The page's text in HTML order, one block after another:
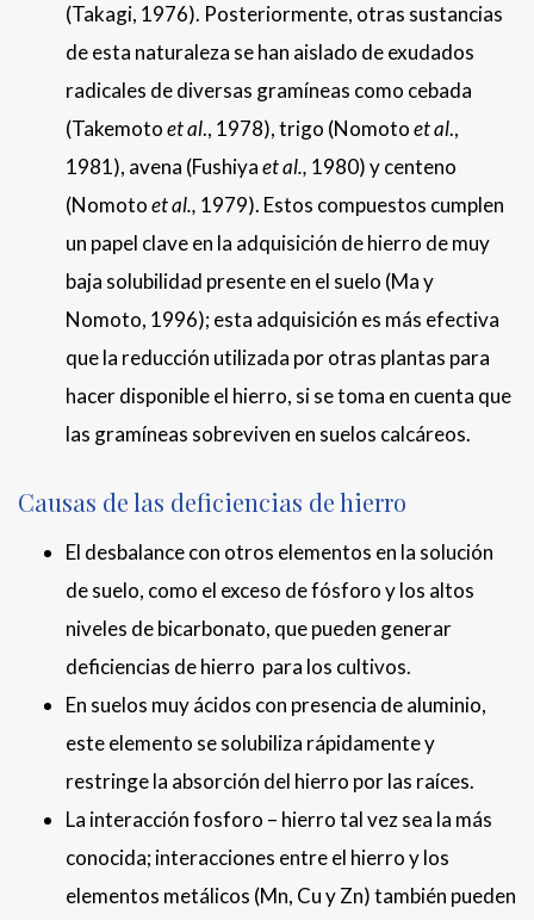
(Takagi, 1976). Posteriormente, otras sustancias
de esta naturaleza se han aislado de exudados
radicales de diversas gramíneas como cebada
(Takemotoet al., 1978), trigo (Nomotoet al.,
1981), avena (Fushiyaet al., 1980) y centeno
(Nomotoet al., 1979). Estos compuestos cumplen
un papel clave en la adquisición de hierro de muy
baja solubilidad presente en el suelo (Ma y
Nomoto, 1996); esta adquisición es más efectiva
que la reducción utilizada por otras plantas para
hacer disponible el hierro, si se toma en cuenta que
las gramíneas sobreviven en suelos calcáreos.
Causas de las deficiencias de hierro
El desbalance con otros elementos en la solución
de suelo, como el exceso de fósforo y los altos
niveles de bicarbonato, que pueden generar
deficiencias de hierro para los cultivos.
En suelos muy ácidos con presencia de aluminio,
este elemento se solubiliza rápidamente y
restringe la absorción del hierro por las raíces.
La interacción fosforo – hierro tal vez sea la más
conocida; interacciones entre el hierro y los
elementos metálicos (Mn, Cu y Zn) también pueden